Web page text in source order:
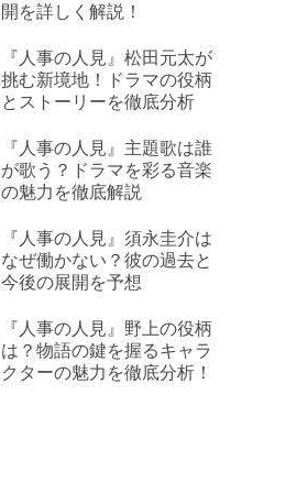
開を詳しく解説！
『人事の人見』松田元太が
挑む新境地！ドラマの役柄
とストーリーを徹底分析
『人事の人見』主題歌は誰
が歌う？ドラマを彩る音楽
の魅力を徹底解説
『人事の人見』須永圭介は
なぜ働かない？彼の過去と
今後の展開を予想
『人事の人見』野上の役柄
は？物語の鍵を握るキャラ
クターの魅力を徹底分析！